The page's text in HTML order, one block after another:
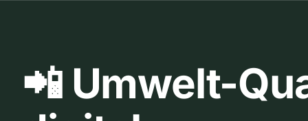
📲 Umwelt-